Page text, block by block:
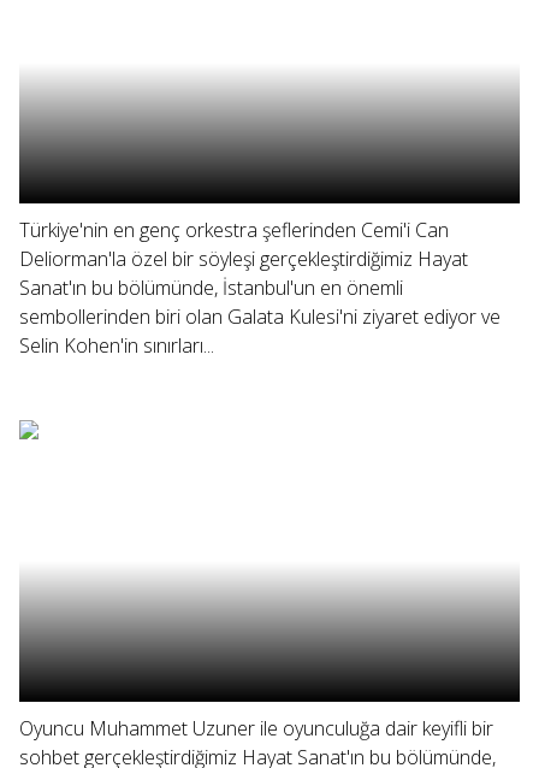
Türkiye'nin en genç orkestra şeflerinden Cemi'i Can
Deliorman'la özel bir söyleşi gerçekleştirdiğimiz Hayat
Sanat'ın bu bölümünde, İstanbul'un en önemli
sembollerinden biri olan Galata Kulesi'ni ziyaret ediyor ve
Selin Kohen'in sınırları...
Oyuncu Muhammet Uzuner ile oyunculuğa dair keyifli bir
sohbet gerçekleştirdiğimiz Hayat Sanat'ın bu bölümünde,